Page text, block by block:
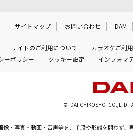
サイトマップ お問い合わせ DAM
サイトのご利用について カラオケご利
ーポリシー クッキー設定 インフォマ
© DAIICHIKOSHO CO.,LTD.
像・写真・動画・音声等を、手段や形態を問わず